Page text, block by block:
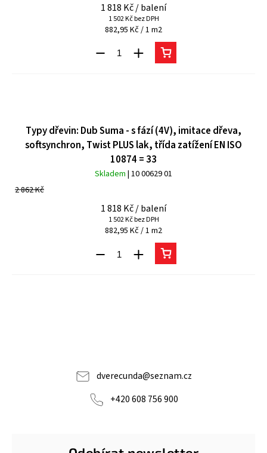
1 818 Kč/ balení
1 502 Kč bez DPH
882,95 Kč / 1 m2
Typy dřevin: Dub Suma - s fází (4V), imitace dřeva,
softsynchron, Twist PLUS lak, třída zatížení EN ISO
10874 = 33
Skladem | 10 00629 01
2 862 Kč
1 818 Kč/ balení
1 502 Kč bez DPH
882,95 Kč / 1 m2
dverecunda@seznam.cz
+420 608 756 900